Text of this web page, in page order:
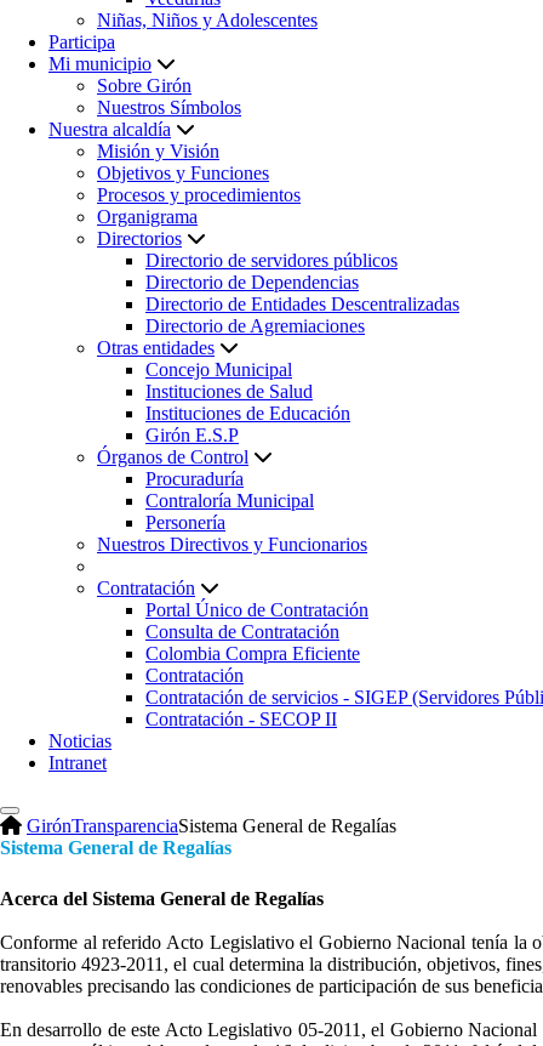
Niñas, Niños y Adolescentes
Participa
Mi municipio
Sobre Girón
Nuestros Símbolos
Nuestra alcaldía
Misión y Visión
Objetivos y Funciones
Procesos y procedimientos
Organigrama
Directorios
Directorio de servidores públicos
Directorio de Dependencias
Directorio de Entidades Descentralizadas
Directorio de Agremiaciones
Otras entidades
Concejo Municipal
Instituciones de Salud
Instituciones de Educación
Girón E.S.P
Órganos de Control
Procuraduría
Contraloría Municipal
Personería
Nuestros Directivos y Funcionarios
Contratación
Portal Único de Contratación
Consulta de Contratación
Colombia Compra Eficiente
Contratación
Contratación de servicios - SIGEP (Servidores
Contratación - SECOP II
Noticias
Intranet
GirónTransparenciaSistema General de Regalías
Sistema General de Regalías
Acerca del Sistema General de Regalías​
Conforme al referido Acto Legislativo el Gobierno Nacional tenía la
transitorio 4923-2011, el cual determina la distribución, objetivos,
renovables precisando las condiciones de participación de sus
En desarrollo de este Acto Legislativo 05-2011, el Gobierno